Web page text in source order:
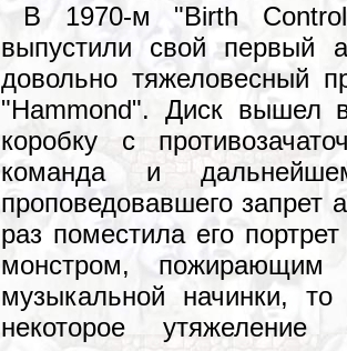
В 1970-м "Birth
выпустили свой первый
довольно тяжеловесный
"Hammond". Диск вышел
коробку с
команда и
проповедовавшего
раз поместила его
монстром,
музыкальной начинки,
некоторое